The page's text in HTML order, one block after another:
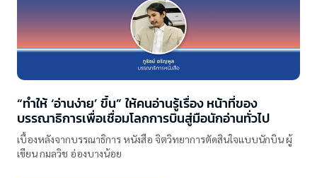
“ทำให้ ‘อ่านง่าย’ ขึ้น” ให้คนอ่านรู้เรื่อง หน้าที่ของ
บรรณาธิการเพื่อเชื่อมโลกการบินสู่มือนักอ่านทั่วไป
เบื้องหลังจากบรรณาธิการ หนังสือ จิตวิทยาการตัดสินใจแบบนักบิน ผู้
เขียน กมลวิช อ่องบางน้อย